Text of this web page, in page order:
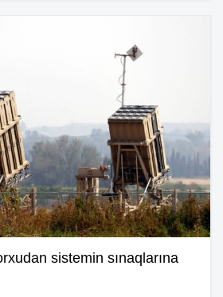
sistemin sınaqlarına